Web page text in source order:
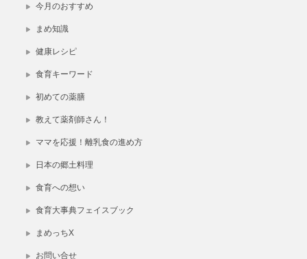
今月のおすすめ
まめ知識
健康レシピ
食育キーワード
初めての薬膳
教えて薬剤師さん！
ママを応援！離乳食の進め方
日本の郷土料理
食育への想い
食育大事典フェイスブック
まめっちX
お問い合せ